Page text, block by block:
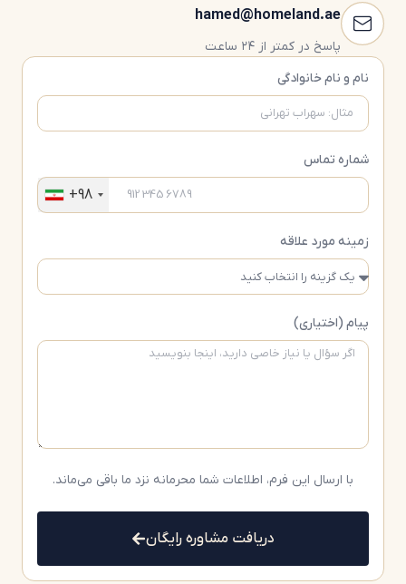
خرید ملک برای ایرانیان قانونی است
امکان ثبت رسمی سند وجود دارد
امکان خرید نقدی یا اقساطی فراهم است
بسیاری از پروژه‌ها به خریداران بین‌المللی خدمات
کامل ارائه می‌دهند
البته ممکن است برخی بانک‌ها یا پروژه‌ها شرایط داخلی
خاص خود را داشته باشند، اما ممنوعیت عمومی برای خرید
حذف ادعاهای قدیمی یا مبهم درباره ممنوعیت‌ها
خرید ملک برای ایرانیان منتشر شده، قدیمی یا غیررسمی
ایرانیان همچنان جزو خریداران فعال بازار دبی
هستند
نام و نام خانوادگی
شماره تماس
+98
زمینه مورد علاقه
پیام (اختیاری)
با ارسال این فرم، اطلاعات شما محرمانه نزد ما باقی می‌ماند.
دریافت مشاوره رایگان
hamed@homeland.ae
پاسخ در کمتر از ۲۴ ساعت